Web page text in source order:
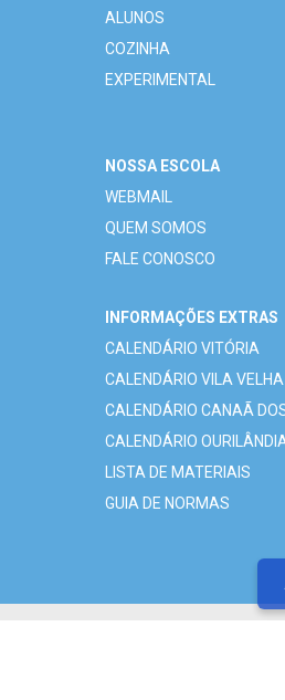
ALUNOS
COZINHA
EXPERIMENTAL
NOSSA ESCOLA
WEBMAIL
QUEM SOMOS
FALE CONOSCO
INFORMAÇÕES EXTRAS
CALENDÁRIO VITÓRIA
CALENDÁRIO VILA VELHA
CALENDÁRIO CANAÃ
CALENDÁRIO
LISTA DE MATERIAIS
GUIA DE NORMAS